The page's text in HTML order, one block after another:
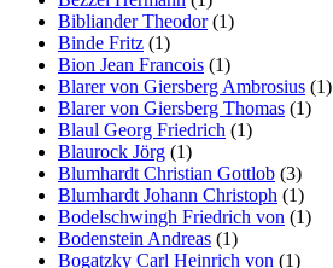
Bibliander Theodor(1)
Binde Fritz (1)
Bion Jean Francois (1)
Blarer von Giersberg Ambrosius (1)
Blarer von Giersberg Thomas (1)
Blaul Georg Friedrich (1)
Blaurock Jörg (1)
Blumhardt Christian Gottlob (3)
Blumhardt Johann Christoph (1)
Bodelschwingh Friedrich von (1)
Bodenstein Andreas (1)
Bogatzky Carl Heinrich von (1)